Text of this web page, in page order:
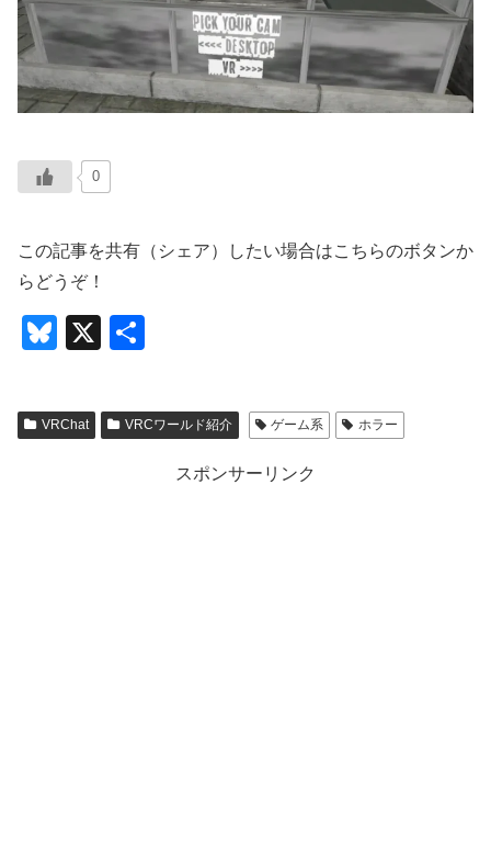
0
この記事を共有（シェア）したい場合はこちらのボタンか
らどうぞ！
Bl
e
sk
X
VRChat VRCワールド紹介 ゲーム系 ホラー
スポンサーリンク